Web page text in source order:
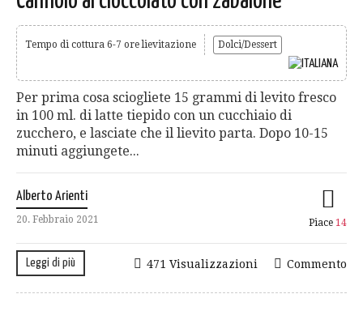
Tempo di cottura 6-7 ore lievitazione Dolci/Dessert
Per prima cosa sciogliete 15 grammi di levito fresco
in 100 ml. di latte tiepido con un cucchiaio di
zucchero, e lasciate che il lievito parta. Dopo 10-15
minuti aggiungete...
Alberto Arienti
20. Febbraio 2021 Piace 14
Leggi di più Commento
471 Visualizzazioni